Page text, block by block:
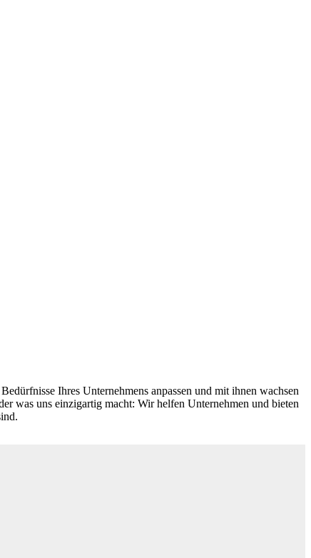
Ihres Unternehmens anpassen und mit ihnen wachsen
was uns einzigartig macht: Wir helfen Unternehmen und bieten